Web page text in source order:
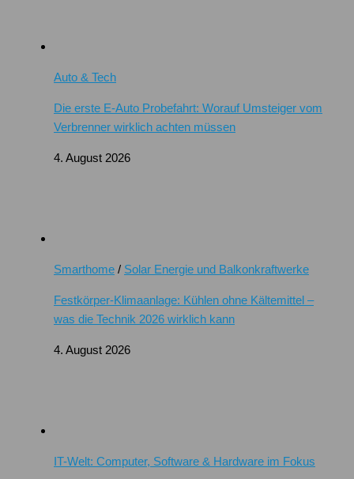
Auto & Tech
Die erste E-Auto Probefahrt: Worauf Umsteiger vom
Verbrenner wirklich achten müssen
4. August 2026
Smarthome / Solar Energie und Balkonkraftwerke
Festkörper-Klimaanlage: Kühlen ohne Kältemittel –
was die Technik 2026 wirklich kann
4. August 2026
IT-Welt: Computer, Software & Hardware im Fokus